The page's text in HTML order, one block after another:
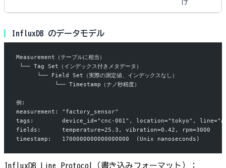
け
InfluxDB のデータモデル
Measurement（テーブルに相当）
└── Tag Set（インデックス付きメタデータ）
      └── Field Set（実際の測定値、インデックスなし）
           └── Timestamp（ナノ秒精度）
例:
measurement: "factory_sensor"
tags:        device_id="cnc-001", location="tokyo",
fields:      temperature=25.3, vibration=0.42, rpm=3000
timestamp:   1700000000000000000  (Unix nanoseconds)
InfluxDB Line Protocol（書き込みフォーマット）：